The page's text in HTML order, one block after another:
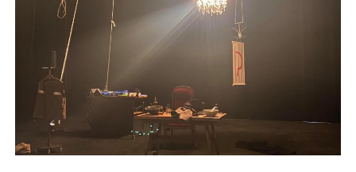
CINÉMA
LITTÉRATURE
ÉCONOMIE
SANTÉ
instagram
emailemail-
form